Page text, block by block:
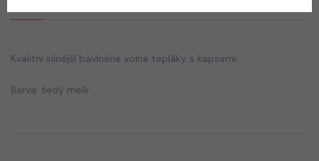
Kvalitní silnější bavlněné volné tepláky s kapsami.
Barva: šedý melír